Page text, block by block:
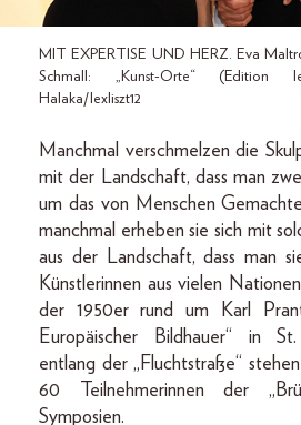
MIT EXPERTISE UND HERZ. Eva
Schmall: „Kunst-Orte“ (Edition
Halaka/lexliszt12
Manchmal verschmelzen die
mit der Landschaft, dass man
um das von Menschen
manchmal erheben sie sich mit
aus der Landschaft, dass man
Künstlerinnen aus vielen
der 1950er rund um Karl
Europäischer Bildhauer“ in
entlang der „Fluchtstraße“
60 Teilnehmerinnen der
Symposien.